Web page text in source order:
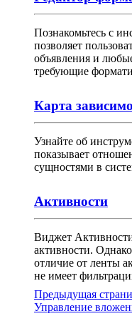
Познакомьтесь с
позволяет
объявления и
требующие
Карта
Узнайте об
показывает
сущностями в
Активности
Виджет
активности.
отличие от ленты
не имеет
Предыдущая
Управление